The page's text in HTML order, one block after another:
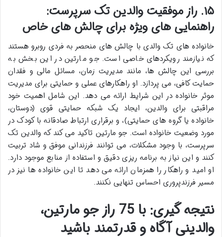
۱۵. راز موفقیت والدین تک سرپرست:
راهنمایی های ویژه برای چالش های خاص
خانواده های تک والدی با چالش های منحصر به فردی روبرو هستند
که نیازمند رویکردهای خاصی است. جو مارتین در این بخش به
بررسی این چالش ها، مانند مدیریت زمان، مسائل مالی و فقدان
حمایت کافی، می پردازد. او راهکارهای عملی و حمایتی برای مدیریت
موثر خانواده در این شرایط ارائه می دهد. این شامل اهمیت خود
مراقبتی برای والدین، ایجاد یک شبکه حمایتی قوی (دوستان،
خانواده یا گروه های حمایتی)، و برقراری ارتباط صادقانه با کودک در
مورد وضعیت خانواده است. جو مارتین تاکید می کند که والدین تک
سرپرست، با وجود مشکلات، می توانند فرزندانی موفق و شاد تربیت
کنند و این نیاز به برنامه ریزی دقیق و استفاده از منابع موجود دارد.
او امید و راهکار را همزمان ارائه می دهد تا این خانواده ها نیز در
مسیر فرزندپروری احساس تنهایی نکنند.
نتیجه گیری: با 75 راز جو مارتین،
والدینی آگاه و قدرتمند باشید